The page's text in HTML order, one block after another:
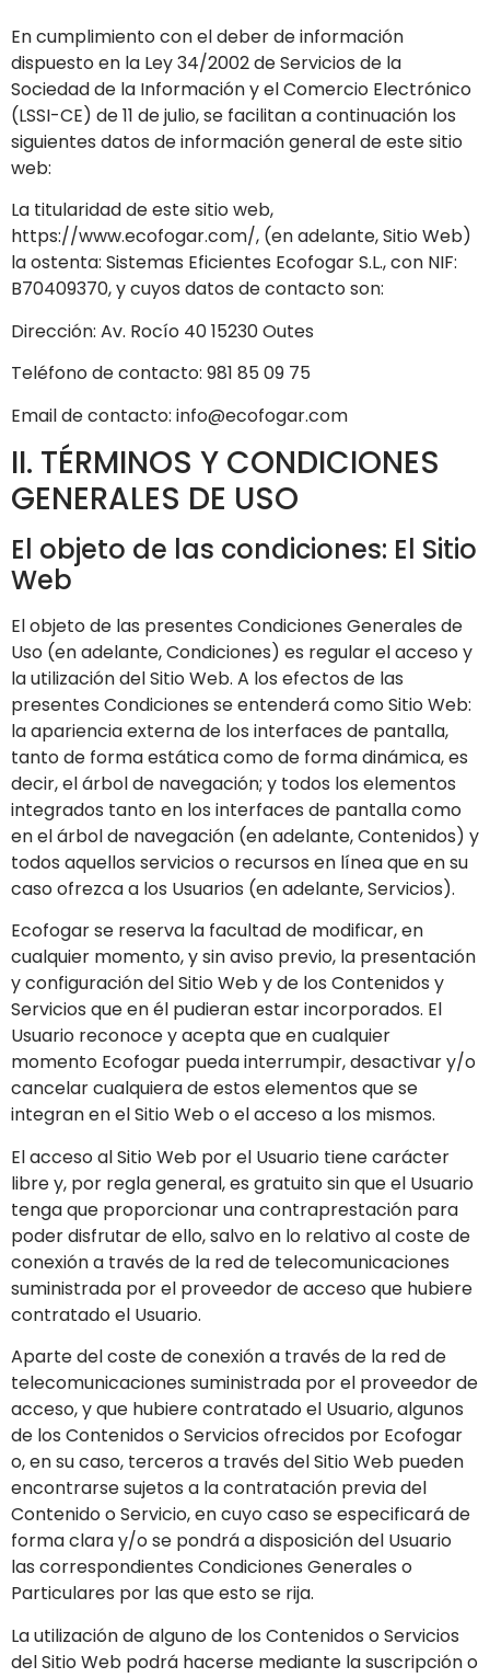
En cumplimiento con el deber de información
dispuesto en la Ley 34/2002 de Servicios de la
Sociedad de la Información y el Comercio Electrónico
(LSSI-CE) de 11 de julio, se facilitan a continuación los
siguientes datos de información general de este sitio
web:
La titularidad de este sitio web,
https://www.ecofogar.com/, (en adelante, Sitio Web)
la ostenta: Sistemas Eficientes Ecofogar S.L., con NIF:
B70409370, y cuyos datos de contacto son:
Dirección: Av. Rocío 40 15230 Outes
Teléfono de contacto: 981 85 09 75
Email de contacto: info@ecofogar.com
II. TÉRMINOS Y CONDICIONES
GENERALES DE USO
El objeto de las condiciones: El Sitio
Web
El objeto de las presentes Condiciones Generales de
Uso (en adelante, Condiciones) es regular el acceso y
la utilización del Sitio Web. A los efectos de las
presentes Condiciones se entenderá como Sitio Web:
la apariencia externa de los interfaces de pantalla,
tanto de forma estática como de forma dinámica, es
decir, el árbol de navegación; y todos los elementos
integrados tanto en los interfaces de pantalla como
en el árbol de navegación (en adelante, Contenidos) y
todos aquellos servicios o recursos en línea que en su
caso ofrezca a los Usuarios (en adelante, Servicios).
Ecofogarse reserva la facultad de modificar, en
cualquier momento, y sin aviso previo, la presentación
y configuración del Sitio Web y de los Contenidos y
Servicios que en él pudieran estar incorporados. El
Usuario reconoce y acepta que en cualquier
momento Ecofogar pueda interrumpir, desactivar y/o
cancelar cualquiera de estos elementos que se
integran en el Sitio Web o el acceso a los mismos.
El acceso al Sitio Web por el Usuario tiene carácter
libre y, por regla general, es gratuito sin que el Usuario
tenga que proporcionar una contraprestación para
poder disfrutar de ello, salvo en lo relativo al coste de
conexión a través de la red de telecomunicaciones
suministrada por el proveedor de acceso que hubiere
contratado el Usuario.
Aparte del coste de conexión a través de la red de
telecomunicaciones suministrada por el proveedor de
acceso, y que hubiere contratado el Usuario, algunos
de los Contenidos o Servicios ofrecidos por Ecofogar
o, en su caso, terceros a través del Sitio Web pueden
encontrarse sujetos a la contratación previa del
Contenido o Servicio, en cuyo caso se especificará de
forma clara y/o se pondrá a disposición del Usuario
las correspondientes Condiciones Generales o
Particulares por las que esto se rija.
La utilización de alguno de los Contenidos o Servicios
del Sitio Web podrá hacerse mediante la suscripción o